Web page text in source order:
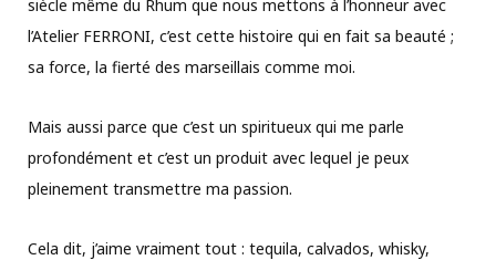
siècle même du Rhum que nous mettons à l’honneur avec
l’Atelier FERRONI, c’est cette histoire qui en fait sa beauté ;
sa force, la fierté des marseillais comme moi.
Mais aussi parce que c’est un spiritueux qui me parle
profondément et c’est un produit avec lequel je peux
pleinement transmettre ma passion.
Cela dit, j’aime vraiment tout : tequila, calvados, whisky,